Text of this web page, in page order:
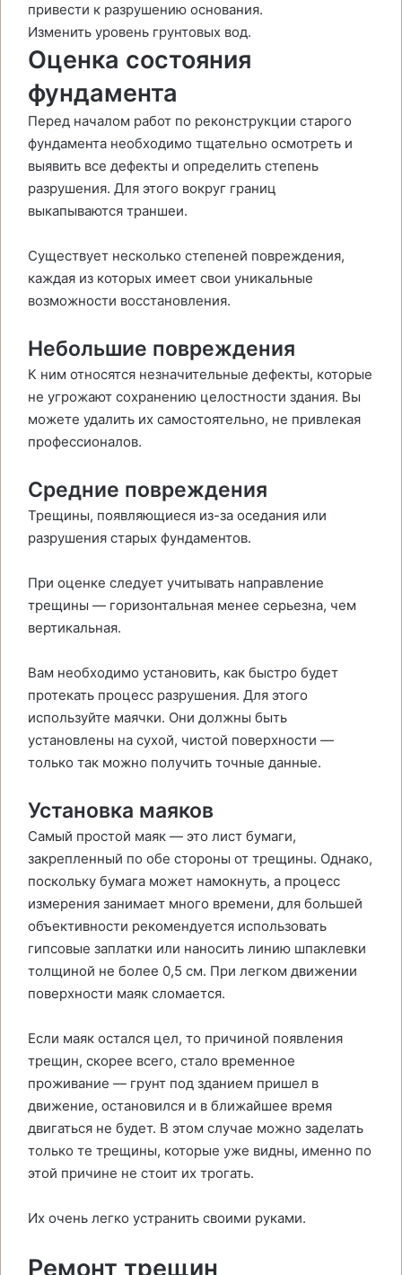
привести к разрушению основания.
Изменить уровень грунтовых вод.
Оценка состояния
фундамента
Перед началом работ по реконструкции старого
фундамента необходимо тщательно осмотреть и
выявить все дефекты и определить степень
разрушения. Для этого вокруг границ
выкапываются траншеи.
Существует несколько степеней повреждения,
каждая из которых имеет свои уникальные
возможности восстановления.
Небольшие повреждения
К ним относятся незначительные дефекты, которые
не угрожают сохранению целостности здания. Вы
можете удалить их самостоятельно, не привлекая
профессионалов.
Средние повреждения
Трещины, появляющиеся из-за оседания или
разрушения старых фундаментов.
При оценке следует учитывать направление
трещины — горизонтальная менее серьезна, чем
вертикальная.
Вам необходимо установить, как быстро будет
протекать процесс разрушения. Для этого
используйте маячки. Они должны быть
установлены на сухой, чистой поверхности —
только так можно получить точные данные.
Установка маяков
Самый простой маяк — это лист бумаги,
закрепленный по обе стороны от трещины. Однако,
поскольку бумага может намокнуть, а процесс
измерения занимает много времени, для большей
объективности рекомендуется использовать
гипсовые заплатки или наносить линию шпаклевки
толщиной не более 0,5 см. При легком движении
поверхности маяк сломается.
Если маяк остался цел, то причиной появления
трещин, скорее всего, стало временное
проживание — грунт под зданием пришел в
движение, остановился и в ближайшее время
двигаться не будет. В этом случае можно заделать
только те трещины, которые уже видны, именно по
этой причине не стоит их трогать.
Их очень легко устранить своими руками.
Ремонт трещин